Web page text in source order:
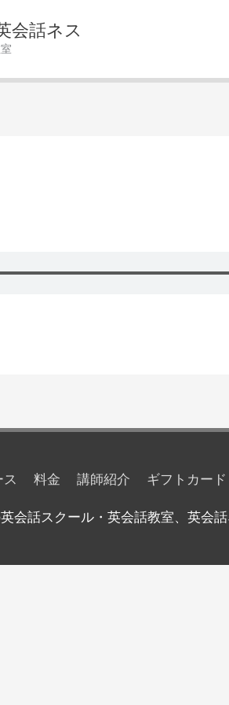
会話ネス
ス 料金 講師紹介 ギフトカード
会話スクール・英会話教室、英会